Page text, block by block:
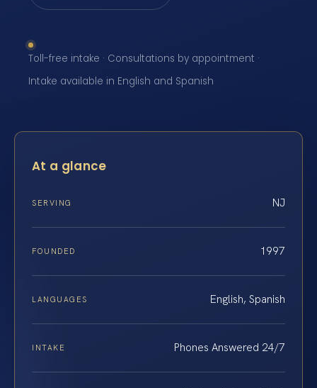
Toll-free intake · Consultations by appointment ·
Intake available in English and Spanish
At a glance
SERVING NJ
FOUNDED 1997
LANGUAGES English, Spanish
INTAKE Phones Answered 24/7